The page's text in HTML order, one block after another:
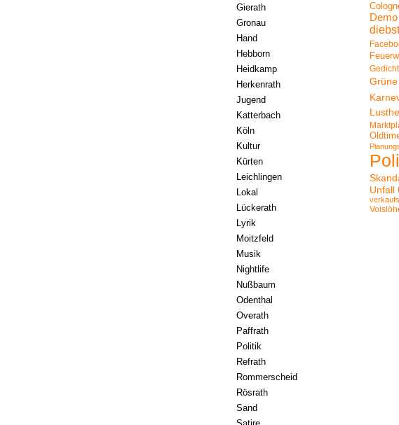
Gierath
Gronau
Hand
Hebborn
Heidkamp
Herkenrath
Jugend
Katterbach
Köln
Kultur
Kürten
Leichlingen
Lokal
Lückerath
Lyrik
Moitzfeld
Musik
Nightlife
Nußbaum
Odenthal
Overath
Paffrath
Politik
Refrath
Rommerscheid
Rösrath
Sand
Demo
Gedicht
Grüne
Unfall